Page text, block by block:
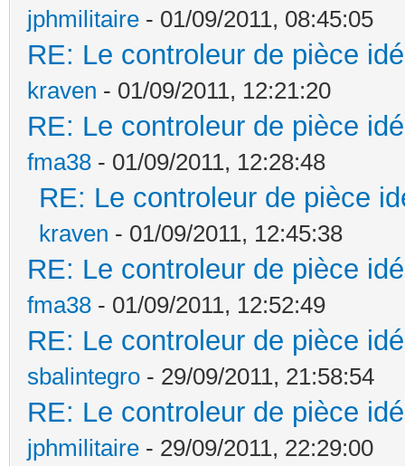
jphmilitaire - 01/09/2011, 08:45:05
RE: Le controleur de pièce
kraven - 01/09/2011, 12:21:20
RE: Le controleur de pièce
fma38 - 01/09/2011, 12:28:48
RE: Le controleur de pièce
kraven - 01/09/2011, 12:45:38
RE: Le controleur de pièce
fma38 - 01/09/2011, 12:52:49
RE: Le controleur de pièce
sbalintegro - 29/09/2011, 21:58:54
RE: Le controleur de pièce
jphmilitaire - 29/09/2011, 22:29:00